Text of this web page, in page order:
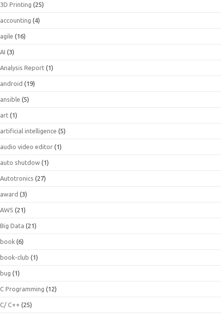
3D Printing (25)
accounting (4)
agile (16)
AI (3)
Analysis Report (1)
android (19)
ansible (5)
art (1)
artificial intelligence (5)
audio video editor (1)
auto shutdow (1)
Autotronics (27)
award (3)
AWS (21)
Big Data (21)
book (6)
book-club (1)
bug (1)
C Programming (12)
C/ C++ (25)